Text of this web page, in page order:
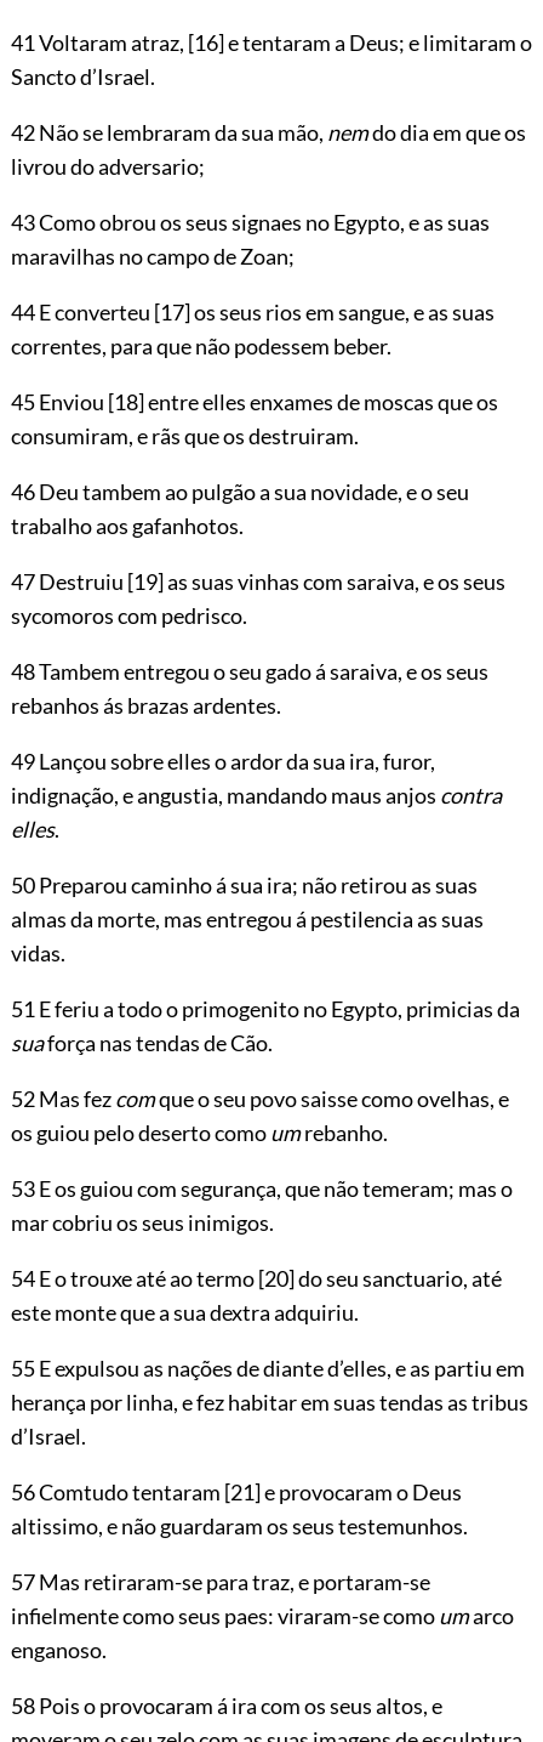
41 Voltaram atraz, [16]e tentaram a Deus; e limitaram o
Sancto d’Israel.
42 Não se lembraram da sua mão, nemdo dia em que os
livrou do adversario;
43 Como obrou os seus signaes no Egypto, e as suas
maravilhas no campo de Zoan;
44 E converteu [17]os seus rios em sangue, e as suas
correntes, para que não podessem beber.
45 Enviou [18]entre elles enxames de moscas que os
consumiram, e rãs que os destruiram.
46 Deu tambem ao pulgão a sua novidade, e o seu
trabalho aos gafanhotos.
47 Destruiu [19]as suas vinhas com saraiva, e os seus
sycomoros com pedrisco.
48 Tambem entregou o seu gado á saraiva, e os seus
rebanhos ás brazas ardentes.
49 Lançou sobre elles o ardor da sua ira, furor,
indignação, e angustia, mandando maus anjos contra
elles.
50 Preparou caminho á sua ira; não retirou as suas
almas da morte, mas entregou á pestilencia as suas
vidas.
51 E feriu a todo o primogenito no Egypto, primicias da
suaforça nas tendas de Cão.
52 Mas fezcomque o seu povo saisse como ovelhas, e
os guiou pelo deserto comoumrebanho.
53 E os guiou com segurança, que não temeram; mas o
mar cobriu os seus inimigos.
54 E o trouxe até ao termo[20]do seu sanctuario, até
este monte que a sua dextra adquiriu.
55 E expulsou as nações de diante d’elles, e as partiu em
herança por linha, e fez habitar em suas tendas as tribus
d’Israel.
56 Comtudo tentaram [21]e provocaram o Deus
altissimo, e não guardaram os seus testemunhos.
57 Mas retiraram-se para traz, e portaram-se
infielmente como seus paes: viraram-se comoumarco
enganoso.
58 Pois o provocaram á ira com os seus altos, e